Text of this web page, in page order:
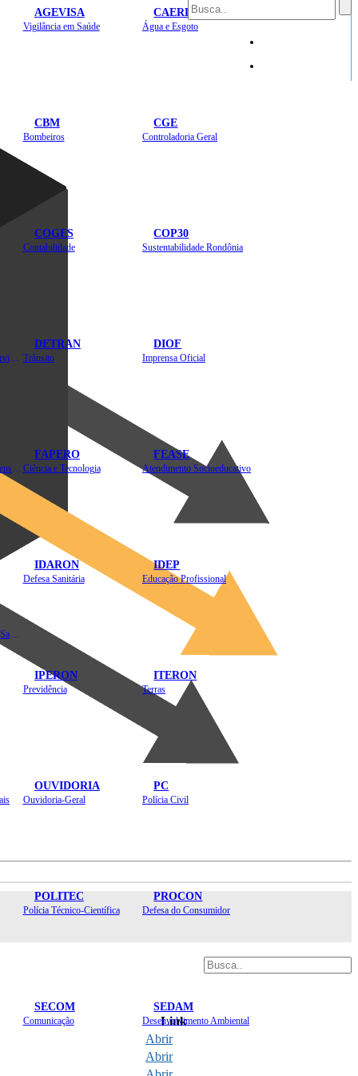
AGEVISA
Vigilância em Saúde
CAERD
Água e Esgoto
CBM
Bombeiros
CGE
Controladoria Geral
COGES
Contabilidade
COP30
Sustentabilidade Rondônia
DETRAN
Trânsito
DIOF
Imprensa Oficial
FAPERO
Ciência e Tecnologia
FEASE
Atendimento Socioeducativo
IDARON
Defesa Sanitária
IDEP
Educação Profissional
IPERON
Previdência
ITERON
Terras
OUVIDORIA
Ouvidoria-Geral
PC
Polícia Civil
POLITEC
Polícia Técnico-Científica
PROCON
Defesa do Consumidor
SECOM
Comunicação
SEDAM
Desenvolvimento Ambiental
Mapa do Site
Link
Abrir
Abrir